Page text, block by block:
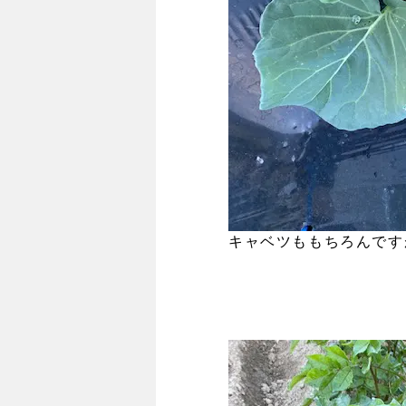
キャベツももちろんで